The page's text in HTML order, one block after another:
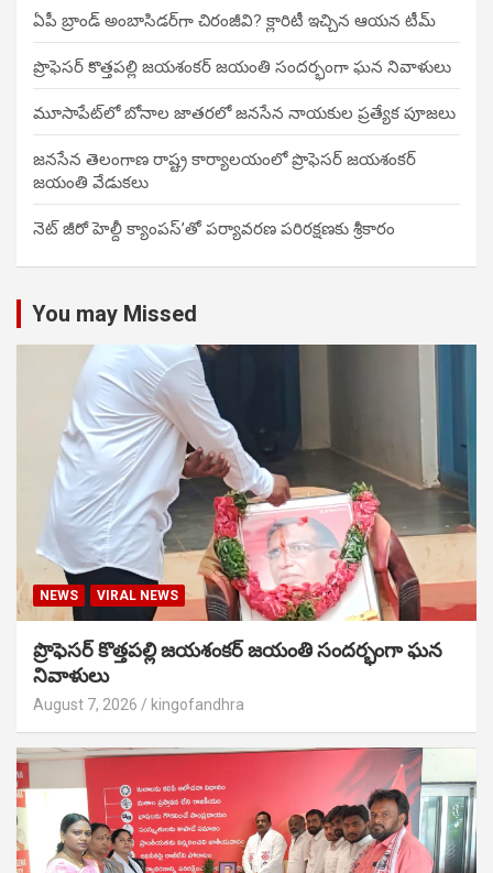
ఏపీ బ్రాండ్ అంబాసిడర్‌గా చిరంజీవి? క్లారిటీ ఇచ్చిన ఆయన టీమ్
ప్రొఫెసర్ కొత్తపల్లి జయశంకర్ జయంతి సందర్భంగా ఘన నివాళులు
మూసాపేట్‌లో బోనాల జాతరలో జనసేన నాయకుల ప్రత్యేక పూజలు
జనసేన తెలంగాణ రాష్ట్ర కార్యాలయంలో ప్రొఫెసర్ జయశంకర్
జయంతి వేడుకలు
నెట్ జీరో హెల్దీ క్యాంపస్’తో పర్యావరణ పరిరక్షణకు శ్రీకారం
You may Missed
NEWS VIRAL NEWS
ప్రొఫెసర్ కొత్తపల్లి జయశంకర్ జయంతి సందర్భంగా ఘన
నివాళులు
August 7, 2026 kingofandhra